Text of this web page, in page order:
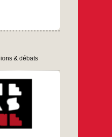
& débats
4 février 2020.
Pollak
plainte portée
droite parce
en Cisjordanie.